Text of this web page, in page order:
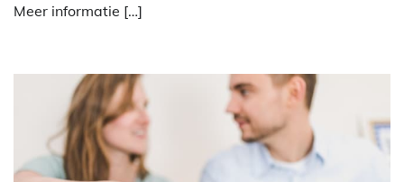
Meer informatie […]